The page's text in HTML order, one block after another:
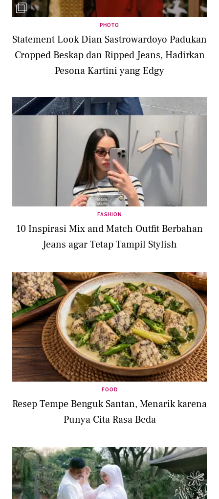
PHOTO
Statement Look Dian Sastrowardoyo Padukan
Cropped Beskap dan Ripped Jeans, Hadirkan
Pesona Kartini yang Edgy
FASHION
10 Inspirasi Mix and Match Outfit Berbahan
Jeans agar Tetap Tampil Stylish
FOOD
Resep Tempe Benguk Santan, Menarik karena
Punya Cita Rasa Beda